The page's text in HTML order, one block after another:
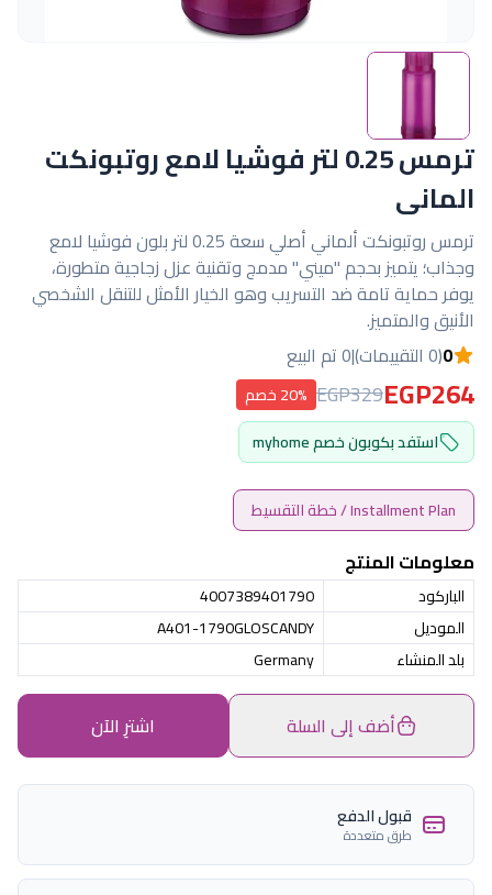
ترمس 0.25 لتر فوشيا لامع روتبونكت
المانى
ترمس روتبونكت ألماني أصلي سعة 0.25 لتر بلون فوشيا لامع
وجذاب؛ يتميز بحجم "ميني" مدمج وتقنية عزل زجاجية متطورة،
يوفر حماية تامة ضد التسريب وهو الخيار الأمثل للتنقل الشخصي
الأنيق والمتميز.
0(0 التقييمات) |0 تم البيع
EGP264
EGP329 20% خصم
استفد بكوبون خصم myhome
Installment Plan / خطة التقسيط
معلومات المنتج
الباركود
4007389401790
الموديل
A401-1790GLOSCANDY
بلد المنشاء
Germany
أضف إلى السلة اشترِ الآن
قبول الدفع
طرق متعددة